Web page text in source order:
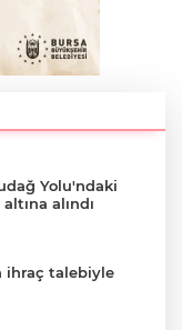
Yolu'ndaki
alındı
ihraç talebiyle